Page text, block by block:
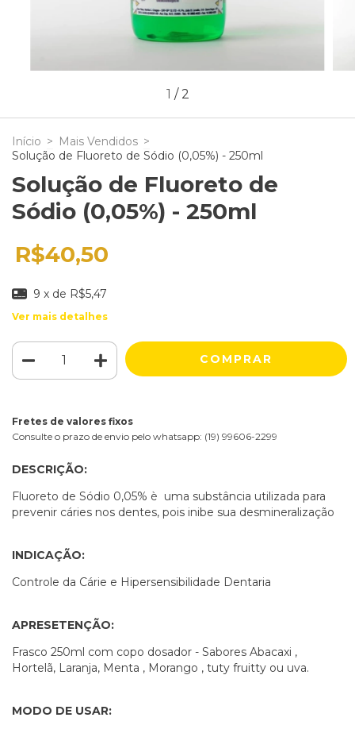
1 / 2
Início > Mais Vendidos >
Solução de Fluoreto de Sódio (0,05%) - 250ml
Solução de Fluoreto de
Sódio (0,05%) - 250ml
R$40,50
9 x de R$5,47
Ver mais detalhes
Fretes de valores fixos
Consulte o prazo de envio pelo whatsapp: (19) 99606-2299
DESCRIÇÃO:
Fluoreto de Sódio 0,05% è uma substância utilizada para
prevenir cáries nos dentes, pois inibe sua desmineralização
INDICAÇÃO:
Controle da Cárie e Hipersensibilidade Dentaria
APRESETENÇÃO:
Frasco 250ml com copo dosador - Sabores Abacaxi ,
Hortelã, Laranja, Menta , Morango , tuty fruitty ou uva.
MODO DE USAR: